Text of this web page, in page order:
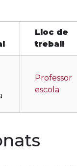
Lloc de
treball
Professor
escola